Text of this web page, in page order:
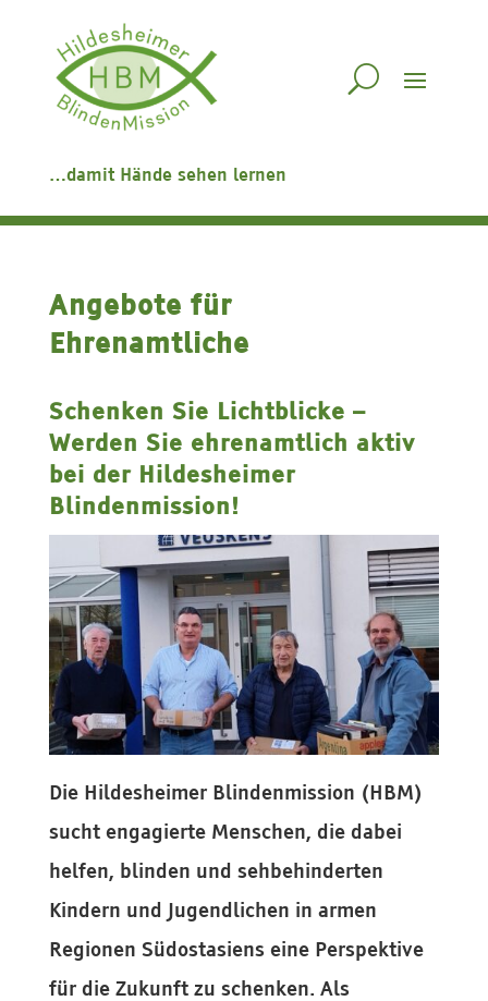
…damit Hände sehen lernen
Angebote für
Ehrenamtliche
Schenken Sie Lichtblicke –
Werden Sie ehrenamtlich aktiv
bei der Hildesheimer
Blindenmission!
Die Hildesheimer Blindenmission (HBM)
sucht engagierte Menschen, die dabei
helfen, blinden und sehbehinderten
Kindern und Jugendlichen in armen
Regionen Südostasiens eine Perspektive
für die Zukunft zu schenken. Als